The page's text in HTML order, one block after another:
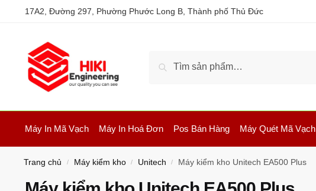
17A2, Đường 297, Phường Phước Long B, Thành phố Thủ Đức
Máy In Mã Vạch Máy In Hoá Đơn Pos Bán Hàng Máy Quét Mã Vạch
Trang chủ / Máy kiểm kho / Unitech / Máy kiểm kho Unitech EA500 Plus